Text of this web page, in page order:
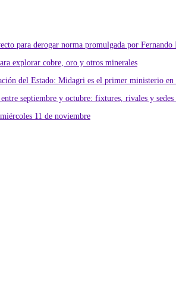
para derogar norma promulgada por Fernando
explorar cobre, oro y otros minerales
del Estado: Midagri es el primer ministerio en
septiembre y octubre: fixtures, rivales y
11 de noviembre